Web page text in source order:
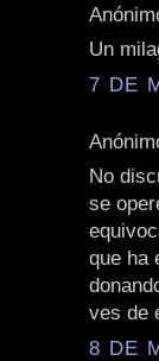
Un
7 DE
No
se
que ha
ves de
8 DE